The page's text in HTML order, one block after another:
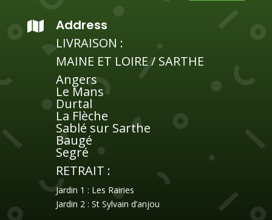
 Address
LIVRAISON :
MAINE ET LOIRE / SARTHE
Angers
Le Mans
Durtal
La Flèche
Sablé sur Sarthe
Baugé
Segré
RETRAIT :
Jardin 1 : Les Rairies
Jardin 2 : St Sylvain d’anjou